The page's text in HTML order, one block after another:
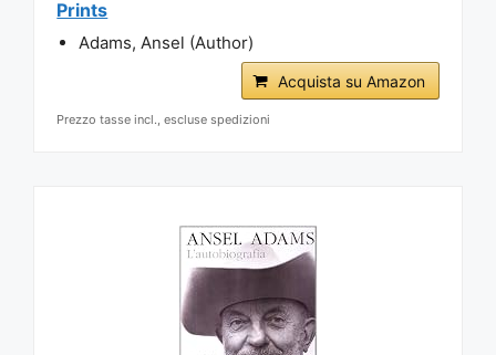
Prints
Adams, Ansel (Author)
Acquista su Amazon
Prezzo tasse incl., escluse spedizioni